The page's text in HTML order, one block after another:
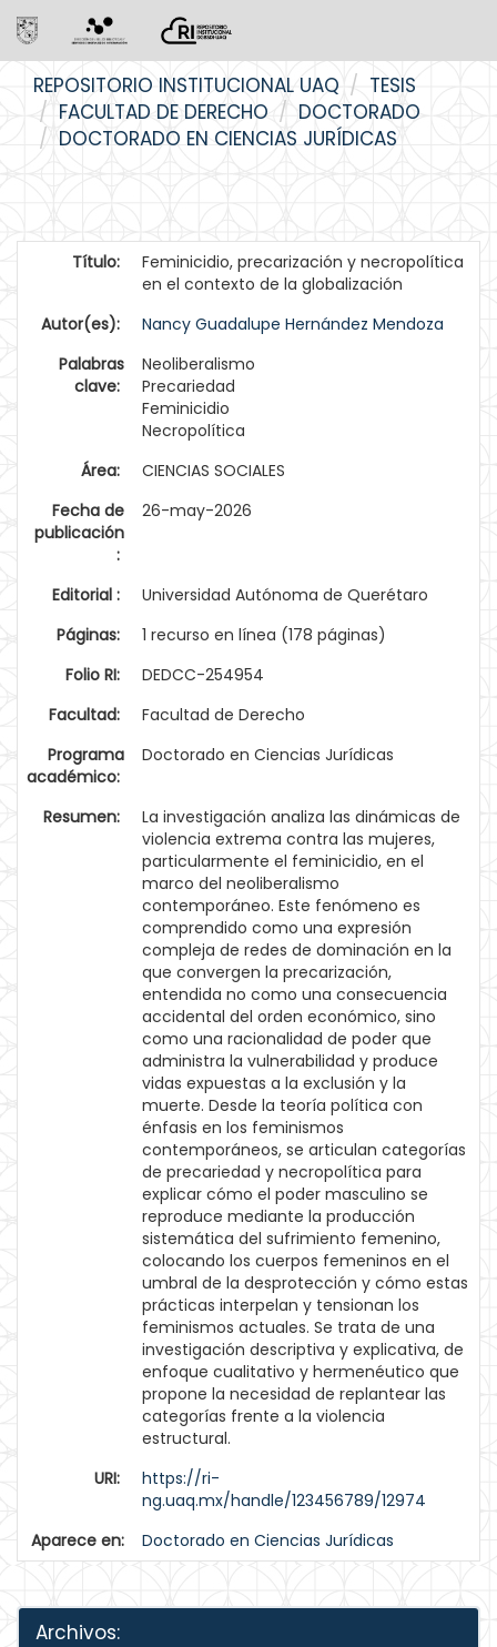
navigation
REPOSITORIO INSTITUCIONAL UAQ
TESIS
FACULTAD DE DERECHO
DOCTORADO
DOCTORADO EN CIENCIAS JURÍDICAS
Título:
Feminicidio, precarización y necropolítica
en el contexto de la globalización
Autor(es):
Nancy Guadalupe Hernández Mendoza
Palabras
clave:
Neoliberalismo
Precariedad
Feminicidio
Necropolítica
Área:
CIENCIAS SOCIALES
Fecha de
publicación
:
26-may-2026
Editorial :
Universidad Autónoma de Querétaro
Páginas:
1 recurso en línea (178 páginas)
Folio RI:
DEDCC-254954
Facultad:
Facultad de Derecho
Programa
académico:
Doctorado en Ciencias Jurídicas
Resumen:
La investigación analiza las dinámicas de
violencia extrema contra las mujeres,
particularmente el feminicidio, en el
marco del neoliberalismo
contemporáneo. Este fenómeno es
comprendido como una expresión
compleja de redes de dominación en la
que convergen la precarización,
entendida no como una consecuencia
accidental del orden económico, sino
como una racionalidad de poder que
administra la vulnerabilidad y produce
vidas expuestas a la exclusión y la
muerte. Desde la teoría política con
énfasis en los feminismos
contemporáneos, se articulan categorías
de precariedad y necropolítica para
explicar cómo el poder masculino se
reproduce mediante la producción
sistemática del sufrimiento femenino,
colocando los cuerpos femeninos en el
umbral de la desprotección y cómo estas
prácticas interpelan y tensionan los
feminismos actuales. Se trata de una
investigación descriptiva y explicativa, de
enfoque cualitativo y hermenéutico que
propone la necesidad de replantear las
categorías frente a la violencia
estructural.
URI:
https://ri-
ng.uaq.mx/handle/123456789/12974
Aparece en:
Doctorado en Ciencias Jurídicas
Archivos: